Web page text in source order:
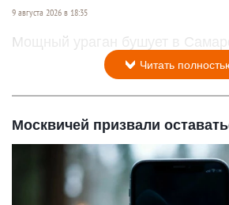
9 августа 2026 в 18:35
Мощный ураган бушует в
Читать
Москвичей призвали